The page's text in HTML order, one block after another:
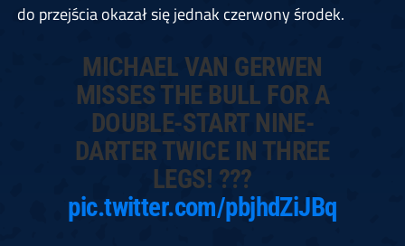
do przejścia okazał się jednak czerwony środek.
MICHAEL VAN GERWEN
MISSES THE BULL FOR A
DOUBLE-START NINE-
DARTER TWICE IN THREE
LEGS! ???
pic.twitter.com/pbjhdZiJBq